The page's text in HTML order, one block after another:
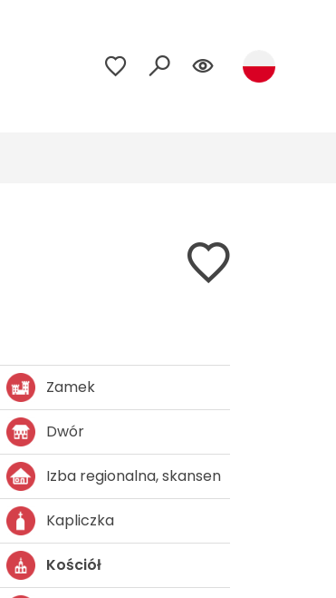
Zamek
Dwór
Izba regionalna, skansen
Kapliczka
Kościół